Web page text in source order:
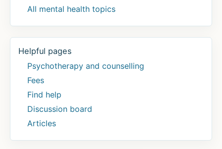
All mental health topics
Helpful pages
Psychotherapy and counselling
Fees
Find help
Discussion board
Articles